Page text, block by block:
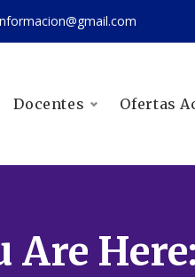
Docentes Ofertas
Are Here: